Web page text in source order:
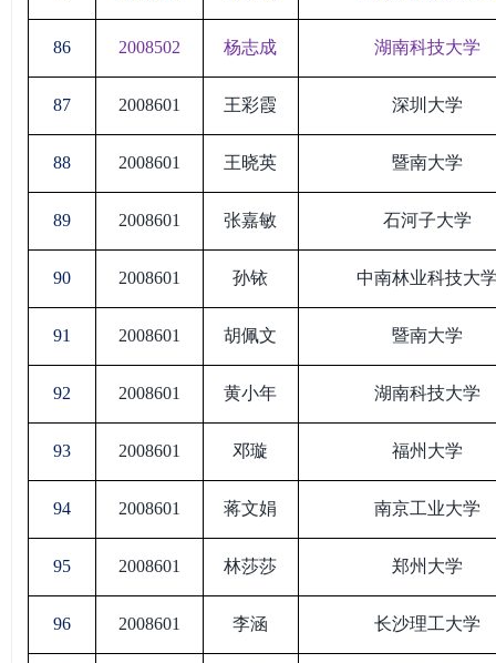
86 2008502 杨志成 湖南科技大学
87 2008601 王彩霞 深圳大学
88 2008601 王晓英 暨南大学
89 2008601 张嘉敏 石河子大学
90 2008601 孙铱 中南林业科技大
91 2008601 胡佩文 暨南大学
92 2008601 黄小年 湖南科技大学
93 2008601 邓璇 福州大学
94 2008601 蒋文娟 南京工业大学
95 2008601 林莎莎 郑州大学
96 2008601 李涵 长沙理工大学